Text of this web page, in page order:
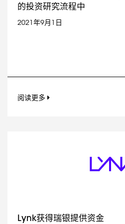
的投资研究流程中
2021年9月1日
阅读更多
Lynk获得瑞银提供资金